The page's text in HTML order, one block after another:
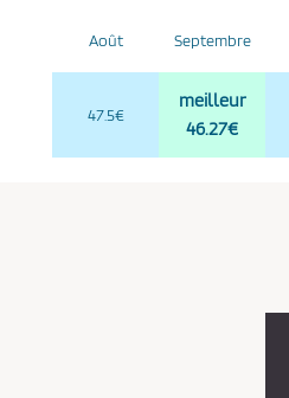
Août
47.5€
Septembre
meilleur
46.27€